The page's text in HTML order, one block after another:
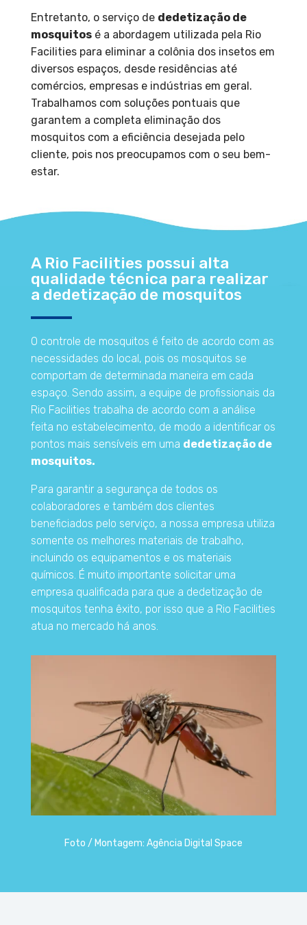
Entretanto, o serviço de dedetização de
mosquitosé a abordagem utilizada pela Rio
Facilities para eliminar a colônia dos insetos em
diversos espaços, desde residências até
comércios, empresas e indústrias em geral.
Trabalhamos com soluções pontuais que
garantem a completa eliminação dos
mosquitos com a eficiência desejada pelo
cliente, pois nos preocupamos com o seu bem-
estar.
A Rio Facilities possui alta
qualidade técnica para realizar
a dedetização de mosquitos
O controle de mosquitos é feito de acordo com as
necessidades do local, pois os mosquitos se
comportam de determinada maneira em cada
espaço. Sendo assim, a equipe de profissionais da
Rio Facilities trabalha de acordo com a análise
feita no estabelecimento, de modo a identificar os
pontos mais sensíveis em uma dedetização de
mosquitos.
Para garantir a segurança de todos os
colaboradores e também dos clientes
beneficiados pelo serviço, a nossa empresa utiliza
somente os melhores materiais de trabalho,
incluindo os equipamentos e os materiais
químicos. É muito importante solicitar uma
empresa qualificada para que a dedetização de
mosquitos tenha êxito, por isso que a Rio Facilities
atua no mercado há anos.
Foto / Montagem: Agência Digital Space